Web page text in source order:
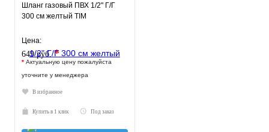
Шланг газовый ПВХ 1/2" Г/Г
300 см желтый TIM
Цена:
649 руб.*
* Актуальную цену пожалуйста
уточните у менеджера
В избранное
Купить в 1 клик Под заказ